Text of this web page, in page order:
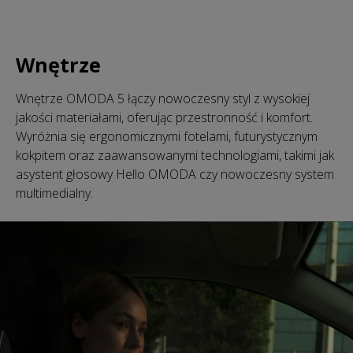
Wnętrze
Wnętrze OMODA 5 łączy nowoczesny styl z wysokiej
jakości materiałami, oferując przestronność i komfort.
Wyróżnia się ergonomicznymi fotelami, futurystycznym
kokpitem oraz zaawansowanymi technologiami, takimi jak
asystent głosowy Hello OMODA czy nowoczesny system
multimedialny.